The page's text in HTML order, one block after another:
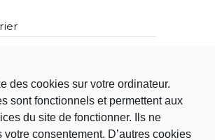
des cookies sur votre ordinateur.
sont fonctionnels et permettent aux
du site de fonctionner. Ils ne
votre consentement. D’autres cookies
2 3 4 5 6
7
9 10 11 12 13
14
16 17 18 19 20
21